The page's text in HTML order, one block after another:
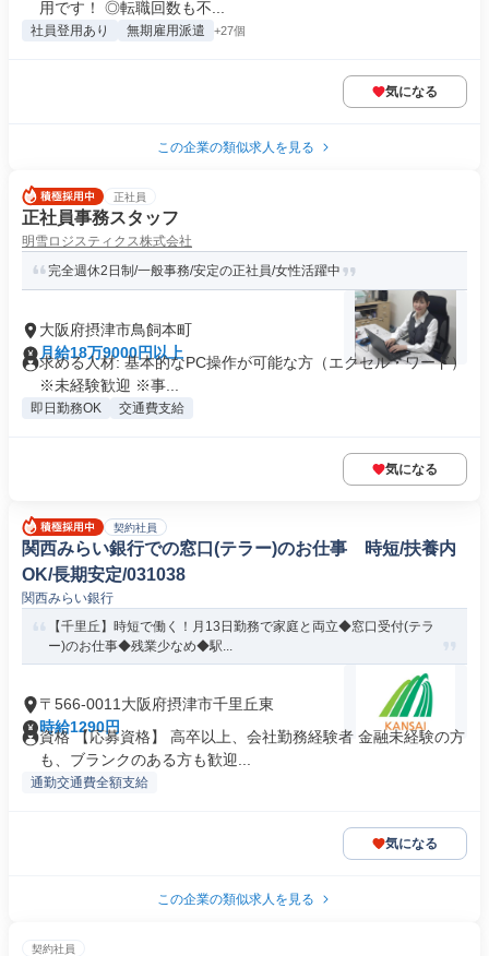
用です！ ◎転職回数も不...
社員登用あり 無期雇用派遣 +27個
気になる
この企業の類似求人を見る
正社員
正社員事務スタッフ
明雪ロジスティクス株式会社
完全週休2日制/一般事務/安定の正社員/女性活躍中
大阪府摂津市鳥飼本町
月給18万9000円以上
求める人材: 基本的なPC操作が可能な方（エクセル・ワード）
※未経験歓迎 ※事...
即日勤務OK 交通費支給
気になる
契約社員
関西みらい銀行での窓口(テラー)のお仕事 時短/扶養内
OK/長期安定/031038
関西みらい銀行
【千里丘】時短で働く！月13日勤務で家庭と両立◆窓口受付(テラ
ー)のお仕事◆残業少なめ◆駅...
〒566-0011大阪府摂津市千里丘東
時給1290円
資格 【応募資格】 高卒以上、会社勤務経験者 金融未経験の方
も、ブランクのある方も歓迎...
通勤交通費全額支給
気になる
この企業の類似求人を見る
契約社員